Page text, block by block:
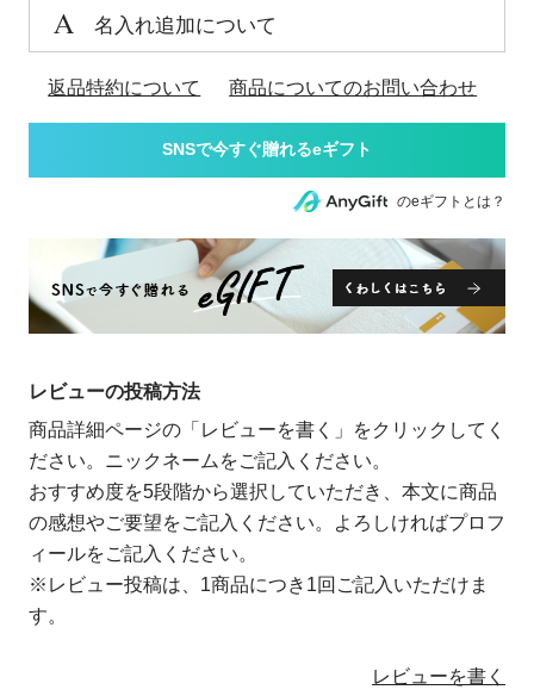
名入れ追加について
返品特約について 商品についてのお問い合わせ
のeギフトとは？
レビューの投稿方法
商品詳細ページの「レビューを書く」をクリックしてく
ださい。ニックネームをご記入ください。
おすすめ度を5段階から選択していただき、本文に商品
の感想やご要望をご記入ください。よろしければプロフ
ィールをご記入ください。
※レビュー投稿は、1商品につき1回ご記入いただけま
す。
レビューを書く